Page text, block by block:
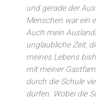
und gerade der
Menschen war ein
Auch mein
unglaubliche Zeit,
meines Lebens
mit meiner
durch die Schule
dürfen. Wobei die